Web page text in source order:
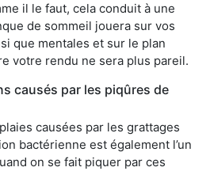
il le faut, cela conduit à une
de sommeil jouera sur vos
que mentales et sur le plan
votre rendu ne sera plus pareil.
causés par les piqûres de
causées par les grattages
bactérienne est également l’un
on se fait piquer par ces